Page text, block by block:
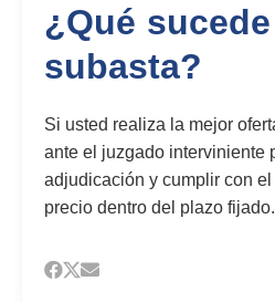
¿Qué
subasta?
Si usted realiza la mejor
ante el juzgado interviniente
adjudicación y cumplir con
precio dentro del plazo fijado.